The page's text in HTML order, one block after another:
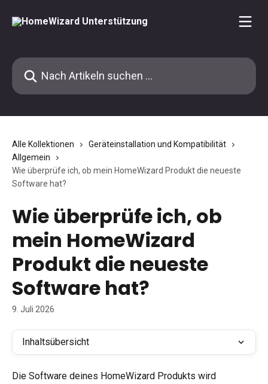
Nach Artikeln suchen …
Alle Kollektionen
Geräteinstallation und Kompatibilität
Allgemein
Wie überprüfe ich, ob mein HomeWizard Produkt die neueste
Software hat?
Wie überprüfe ich, ob
mein HomeWizard
Produkt die neueste
Software hat?
9. Juli 2026
Inhaltsübersicht
Die Software deines HomeWizard Produkts wird